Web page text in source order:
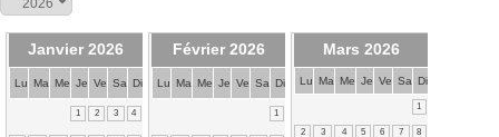
Janvier 2026
Lu Ma Me Je Ve Sa Di
1 2 3 4
Février 2026
Lu Ma Me Je Ve Sa Di
1
Mars 2026
Lu Ma Me Je Ve Sa Di
1
2 3 4 5 6 7 8